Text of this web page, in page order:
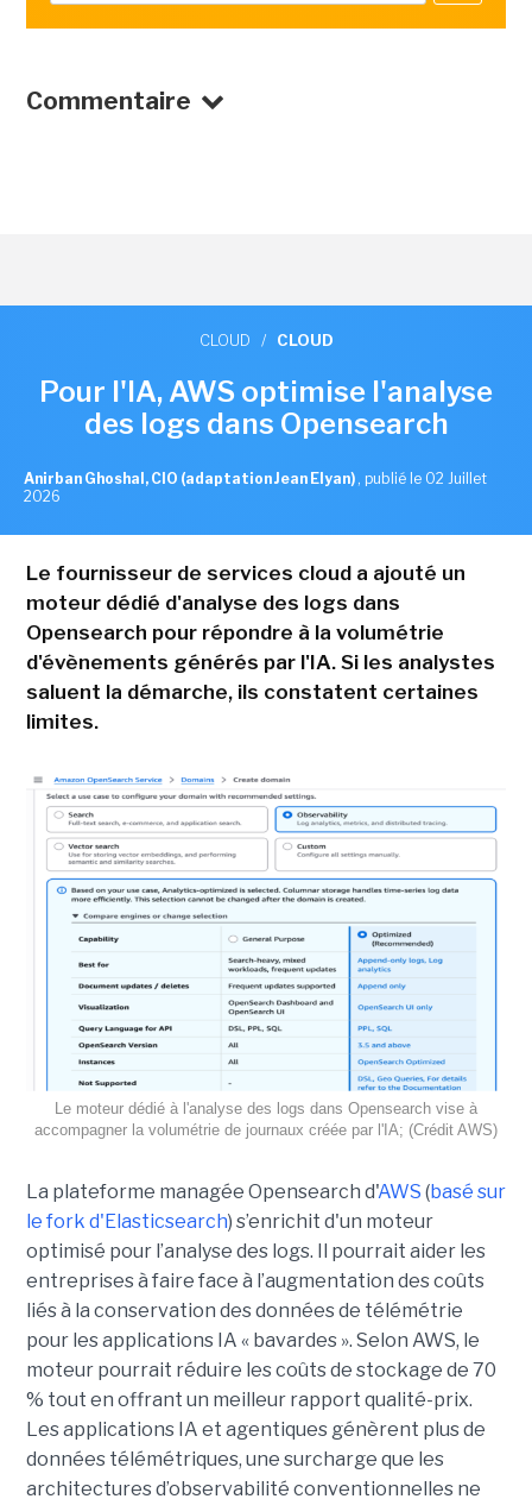
Commentaire
CLOUD / CLOUD
Pour l'IA, AWS optimise l'analyse
des logs dans Opensearch
Anirban Ghoshal, CIO (adaptation Jean Elyan) , publié le 02 Juillet
2026
Le fournisseur de services cloud a ajouté un
moteur dédié d'analyse des logs dans
Opensearch pour répondre à la volumétrie
d'évènements générés par l'IA. Si les analystes
saluent la démarche, ils constatent certaines
limites.
Le moteur dédié à l'analyse des logs dans Opensearch vise à
accompagner la volumétrie de journaux créée par l'IA; (Crédit AWS)
La plateforme managée Opensearch d'AWS (basé sur
le fork d'Elasticsearch) s’enrichit d'un moteur
optimisé pour l’analyse des logs. Il pourrait aider les
entreprises à faire face à l’augmentation des coûts
liés à la conservation des données de télémétrie
pour les applications IA « bavardes ». Selon AWS, le
moteur pourrait réduire les coûts de stockage de 70
% tout en offrant un meilleur rapport qualité-prix.
Les applications IA et agentiques génèrent plus de
données télémétriques, une surcharge que les
architectures d’observabilité conventionnelles ne